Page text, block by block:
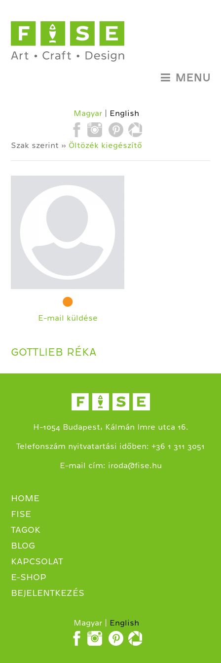
Magyar English
MENU
Szak szerint » Öltözék kiegészítő
E-mail küldése
GOTTLIEB RÉKA
H-1054 Budapest, Kálmán Imre utca 16.
Telefonszám nyitvatartási időben: +36 1 311 3051
E-mail cím: iroda@fise.hu
HOME
FISE
TAGOK
BLOG
KAPCSOLAT
E-SHOP
BEJELENTKEZÉS
Magyar English